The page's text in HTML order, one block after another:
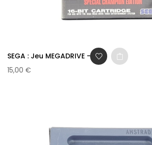
SEGA : Jeu MEGADRIVE -...
15,00 €